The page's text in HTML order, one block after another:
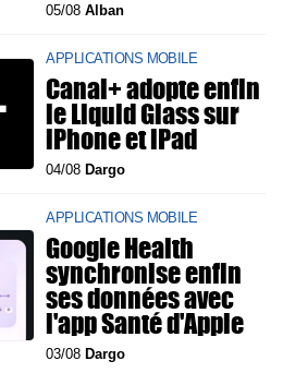
05/08Alban
APPLICATIONS MOBILE
Canal+ adopte enfin
le Liquid Glass sur
iPhone et iPad
04/08 Dargo
APPLICATIONS MOBILE
Google Health
synchronise enfin
ses données avec
l'app Santé d'Apple
03/08 Dargo